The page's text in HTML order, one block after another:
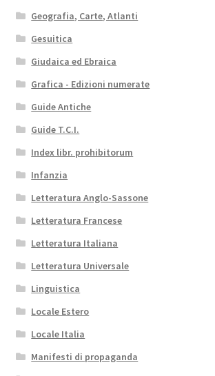
Geografia, Carte, Atlanti
Gesuitica
Giudaica ed Ebraica
Grafica - Edizioni numerate
Guide Antiche
Guide T.C.I.
Index libr. prohibitorum
Infanzia
Letteratura Anglo-Sassone
Letteratura Francese
Letteratura Italiana
Letteratura Universale
Linguistica
Locale Estero
Locale Italia
Manifesti di propaganda